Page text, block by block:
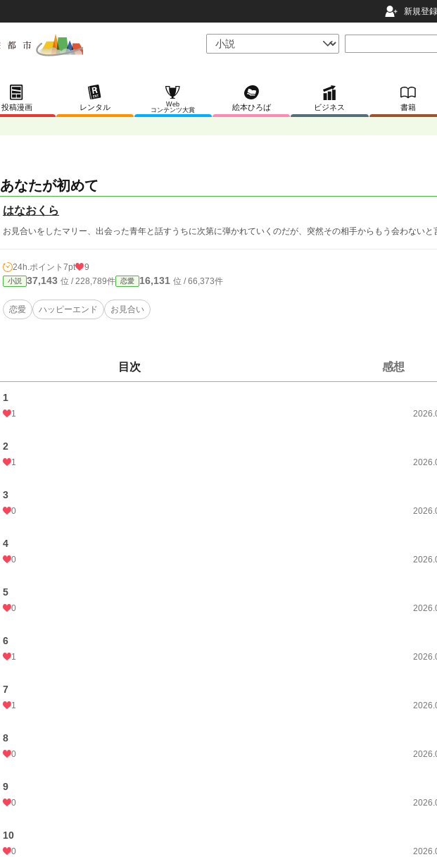
新規登録
投稿漫画 レンタル
Web
コンテンツ大賞
絵本ひろば ビジネス 書籍
あなたが初めて
はなおくら
お見合いをしたマリー、出会った青年と話すうちに次第に弾かれていくのだが、突然その相手からもう会わないと
24h.ポイント 7pt 9
小説 37,143 位 / 228,789件 恋愛 16,131 位 / 66,373件
恋愛 ハッピーエンド お見合い
目次 感想
1
1
2
1
3
0
4
0
5
0
6
1
7
1
8
0
9
0
10
0